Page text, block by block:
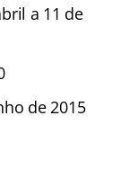
a 11 de
de 2015